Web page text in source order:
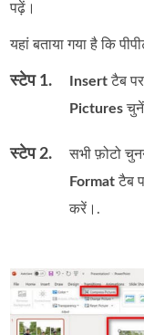
पढ़ें।
यहां बताया गया है कि
स्टेप 1. Insertटैब
Pictures
स्टेप 2. सभी फ़ोटो
Formatटैब
करें।.